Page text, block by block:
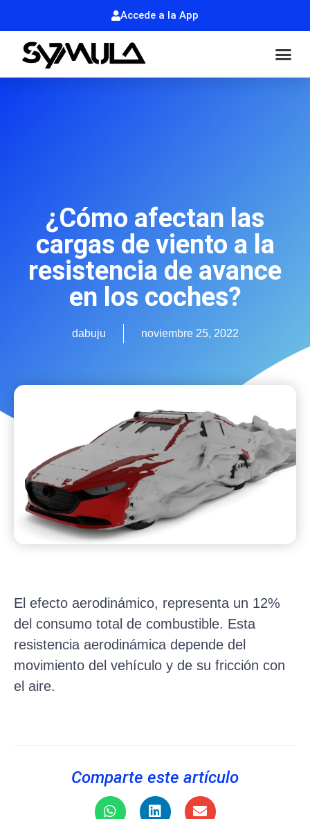
Accede a la App
¿Cómo afectan las
cargas de viento a la
resistencia de avance
en los coches?
dabuju noviembre 25, 2022
El efecto aerodinámico, representa un 12%
del consumo total de combustible. Esta
resistencia aerodinámica depende del
movimiento del vehículo y de su fricción con
el aire.
Comparte este artículo